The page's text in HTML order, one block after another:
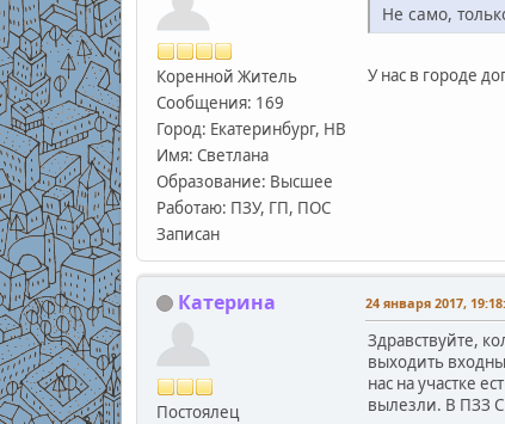
Коренной Житель
Сообщения: 169
Город: Екатеринбург, НВ
Имя: Светлана
Образование: Высшее
Работаю: ПЗУ, ГП, ПОС
Записан
Не само,
У нас в городе
Катерина
Постоялец
24 января 2017,
Здравствуйте,
выходить
нас на участке
вылезли. В ПЗЗ